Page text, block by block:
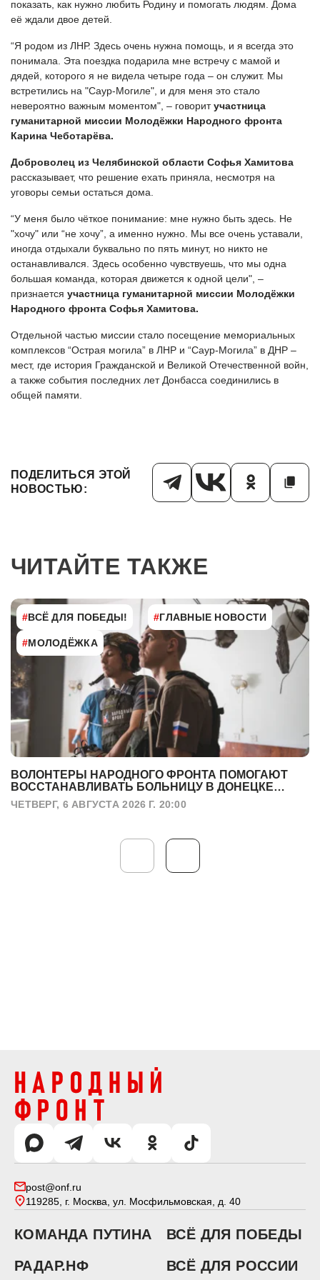
показать, как нужно любить Родину и помогать людям. Дома
её ждали двое детей.
“Я родом из ЛНР. Здесь очень нужна помощь, и я всегда это
понимала. Эта поездка подарила мне встречу с мамой и
дядей, которого я не видела четыре года – он служит. Мы
встретились на "Саур-Могиле", и для меня это стало
невероятно важным моментом", – говоритучастница
гуманитарной миссии Молодёжки Народного фронта
Карина Чеботарёва.
Доброволец из Челябинской области Софья Хамитова
рассказывает, что решение ехать приняла, несмотря на
уговоры семьи остаться дома.
“У меня было чёткое понимание: мне нужно быть здесь. Не
"хочу" или “не хочу”, а именно нужно. Мы все очень уставали,
иногда отдыхали буквально по пять минут, но никто не
останавливался. Здесь особенно чувствуешь, что мы одна
большая команда, которая движется к одной цели", –
признается участница гуманитарной миссии Молодёжки
Народного фронта Софья Хамитова.
Отдельной частью миссии стало посещение мемориальных
комплексов “Острая могила” в ЛНР и “Саур-Могила” в ДНР –
мест, где история Гражданской и Великой Отечественной войн,
а также события последних лет Донбасса соединились в
общей памяти.
ПОДЕЛИТЬСЯ ЭТОЙ
НОВОСТЬЮ:
ЧИТАЙТЕ ТАКЖЕ
#ВСЁ ДЛЯ ПОБЕДЫ! #ГЛАВНЫЕ НОВОСТИ
#МОЛОДЁЖКА
ВОЛОНТЕРЫ НАРОДНОГО ФРОНТА ПОМОГАЮТ
ВОССТАНАВЛИВАТЬ БОЛЬНИЦУ В ДОНЕЦКЕ
ПОСЛЕ УДАРА БПЛА
ЧЕТВЕРГ, 6 АВГУСТА 2026 Г. 20:00
post@onf.ru
119285, г. Москва, ул. Мосфильмовская, д. 40
КОМАНДА ПУТИНА
ВСЁ ДЛЯ ПОБЕДЫ
РАДАР.НФ
ВСЁ ДЛЯ РОССИИ